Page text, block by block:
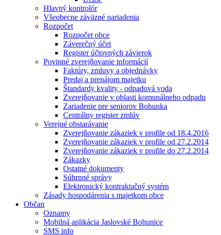
Hlavný kontrolór
Všeobecne záväzné nariadenia
Rozpočet
Rozpočet obce
Záverečný účet
Register účtovných závierok
Povinné zverejňovanie informácií
Faktúry, zmluvy a objednávky
Predaj a prenájom majetku
Štandardy kvality - odpadová voda
Zverejňovanie v oblasti komunálneho odpadu
Zariadenie pre seniorov Bohunka
Centrálny register zmlúv
Verejné obstarávanie
Zverejňovanie zákaziek v profile od 18.4.2016
Zverejňovanie zákaziek v profile od 27.2.2014
Zverejňovanie zákaziek v profile do 27.2.2014
Zákazky
Ostatné dokumenty
Súhrnné správy
Elektronický kontraktačný systém
Zásady hospodárenia s majetkom obce
Občan
Oznamy
Mobilná aplikácia Jaslovské Bohunice
SMS info